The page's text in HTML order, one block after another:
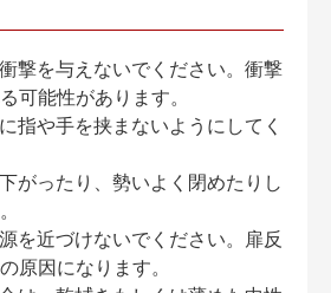
撃を与えないでください。衝撃
可能性があります。
指や手を挟まないようにしてく
がったり、勢いよく閉めたりし
を近づけないでください。扉反
原因になります。